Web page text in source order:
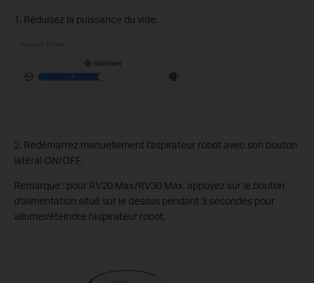
1. Réduisez la puissance du vide.
2. Redémarrez manuellement l'aspirateur robot avec son bouton
latéral ON/OFF.
Remarque : pour RV20 Max/RV30 Max, appuyez sur le bouton
d'alimentation situé sur le dessus pendant 3 secondes pour
allumer/éteindre l'aspirateur robot.